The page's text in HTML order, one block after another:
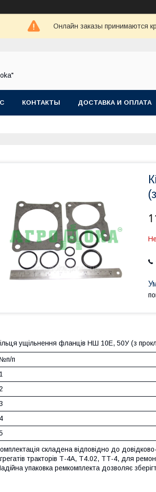
Онлайн заказы принимаются
КОНТАКТЫ ДОСТАВКА И ОПЛАТА
ущільнення фланців НШ 10Е, 50У (з
№п/п
1
2
4
складена відповідно до
тракторів Т-4А, Т4.02, ТТ-4, для
упаковка ремкомплекта дозволяє